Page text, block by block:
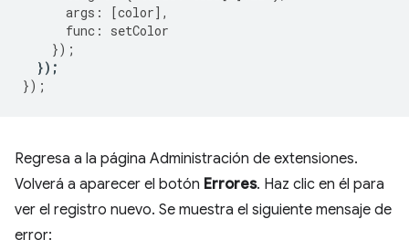
args : [color],
func :
setColor
});
});
});
Regresa a la página Administración de extensiones.
Volverá a aparecer el botón Errores. Haz clic en él para
ver el registro nuevo. Se muestra el siguiente mensaje de
error: